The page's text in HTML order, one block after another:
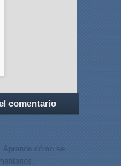
Aprende cómo se